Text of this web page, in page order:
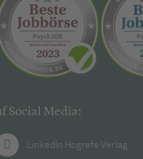
Social Media:
LinkedIn Hogrefe Verlag